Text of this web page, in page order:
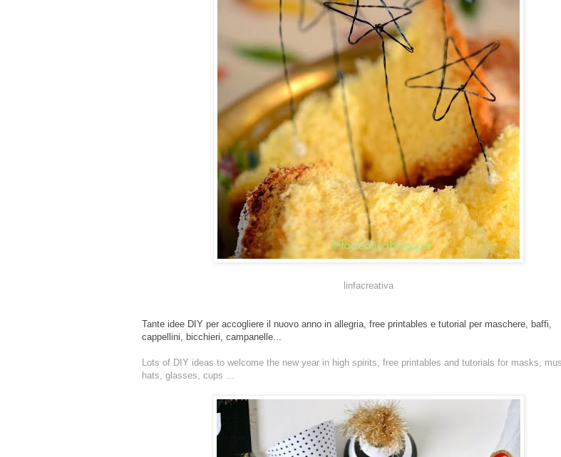
linfacreativa
Tante idee DIY per accogliere il nuovo anno in allegria, free printables e tutorial per maschere, baffi,
cappellini, bicchieri, campanelle...
Lots of DIY ideas to welcome the new year in high spirits, free printables and tutorials for masks,
hats, glasses, cups ...